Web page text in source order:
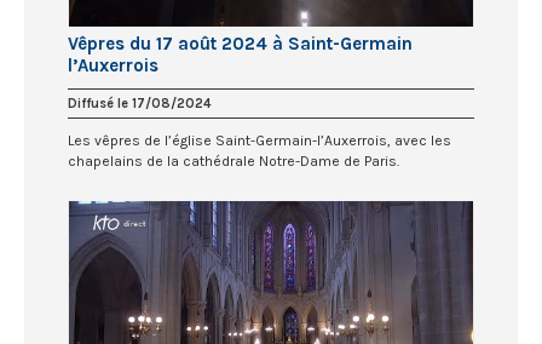
Vêpres du 17 août 2024 à Saint-Germain
l’Auxerrois
Diffusé le 17/08/2024
Les vêpres de l’église Saint-Germain-l’Auxerrois, avec les
chapelains de la cathédrale Notre-Dame de Paris.